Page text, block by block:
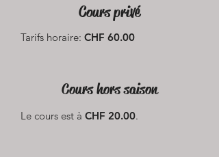
Cours privé
Tarifs horaire: CHF 60.00
Cours hors saison
Le cours est à CHF 20.00.